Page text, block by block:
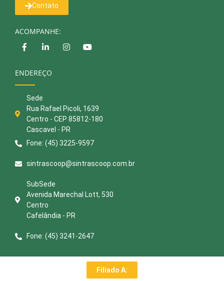
Contato
ACOMPANHE:
ENDEREÇO
Sede
Rua Rafael Picoli, 1639
Centro - CEP 85812-180
Cascavel - PR
Fone: (45) 3225-9597
sintrascoop@sintrascoop.com.br
SubSede
Avenida Marechal Lott, 530
Centro
Cafelândia - PR
Fone: (45) 3241-2647
Filiado A: